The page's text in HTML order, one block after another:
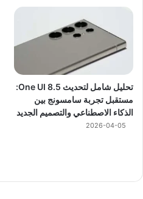
تحليل شامل لتحديث One UI 8.5:
مستقبل تجربة سامسونج بين
الذكاء الاصطناعي والتصميم الجديد
2026-04-05